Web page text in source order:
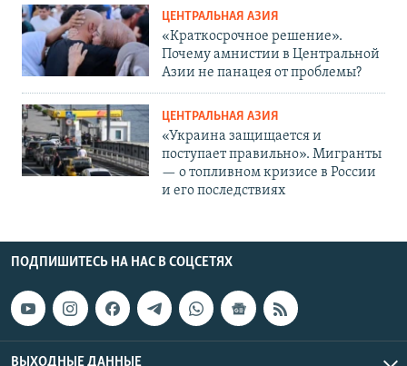
ЦЕНТРАЛЬНАЯ АЗИЯ
«Краткосрочное решение».
Почему амнистии в Центральной
Азии не панацея от проблемы?
ЦЕНТРАЛЬНАЯ АЗИЯ
«Украина защищается и
поступает правильно». Мигранты
— о топливном кризисе в России
и его последствиях
ПОДПИШИТЕСЬ НА НАС В СОЦСЕТЯХ
ВЫХОДНЫЕ ДАННЫЕ